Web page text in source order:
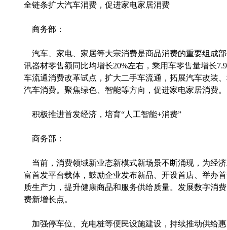
全链条扩大汽车消费，促进家电家居消费
商务部：
汽车、家电、家居等大宗消费是商品消费的重要组成
讯器材零售额同比均增长20%左右，乘用车零售量增长
车流通消费改革试点，扩大二手车流通，拓展汽车改装
汽车消费。聚焦绿色、智能等方向，促进家电家居消费。
积极推进首发经济，培育“人工智能+消费”
商务部：
当前，消费领域新业态新模式新场景不断涌现，为经
富首发平台载体，鼓励企业发布新品、开设首店、举办
质生产力，提升健康商品和服务供给质量。发展数字消
费新增长点。
加强停车位、充电桩等便民设施建设，持续推动供给